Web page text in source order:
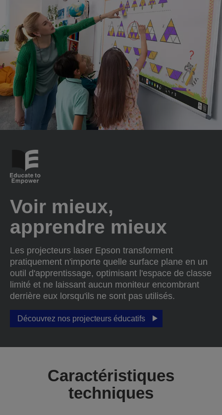
Voir mieux,
apprendre mieux
Les projecteurs laser Epson transforment
pratiquement n'importe quelle surface plane en un
outil d'apprentissage, optimisant l'espace de classe
limité et ne laissant aucun moniteur encombrant
derrière eux lorsqu'ils ne sont pas utilisés.
Découvrez nos projecteurs éducatifs
Caractéristiques
techniques